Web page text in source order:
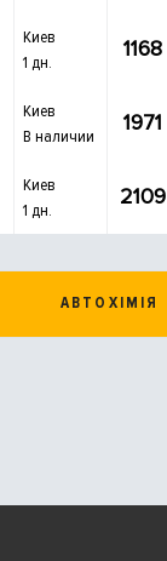
Киев
1 дн.
1168
Киев
В наличии
1971
Киев
1 дн.
2109
АВТОХІМІЯ